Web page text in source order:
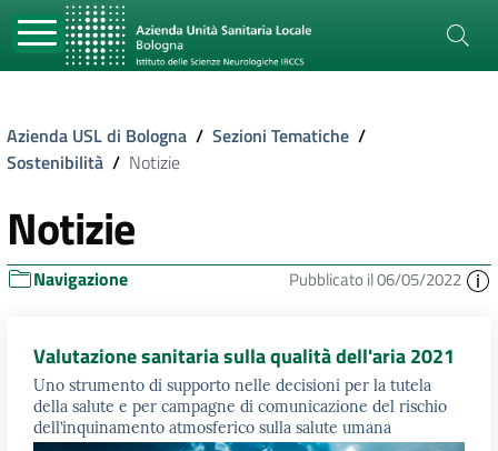
Azienda USL di Bologna / Sezioni Tematiche /
Sostenibilità / Notizie
Notizie
Navigazione Pubblicato il 06/05/2022
Valutazione sanitaria sulla qualità dell'aria 2021
Uno strumento di supporto nelle decisioni per la tutela
della salute e per campagne di comunicazione del rischio
dell’inquinamento atmosferico sulla salute umana